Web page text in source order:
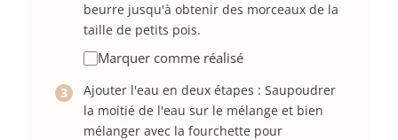
beurre jusqu'à obtenir des morceaux de la
taille de petits pois.
Marquer comme réalisé
Ajouter l'eau en deux étapes : Saupoudrer
la moitié de l'eau sur le mélange et bien
mélanger avec la fourchette pour